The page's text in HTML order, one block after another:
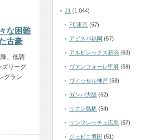
な困難
古豪
、低調
ズリーグ
グラン
J1 (1,044)
FC東京 (57)
アビスパ福岡 (57)
アルビレックス新潟 (63)
ヴァンフォーレ甲府 (59)
ヴィッセル神戸 (58)
ガンバ大阪 (62)
サガン鳥栖 (54)
サンフレッチェ広島 (57)
ジュビロ磐田 (51)